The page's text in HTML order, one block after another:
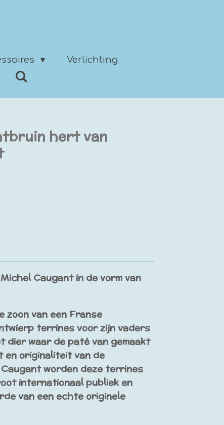
Verlichting
hert van
Caugant in de vorm van
zoon van een Franse
terrines voor zijn vaders
dier waar de paté van gemaakt
en originaliteit van de
worden deze terrines
internationaal publiek en
van een echte originele